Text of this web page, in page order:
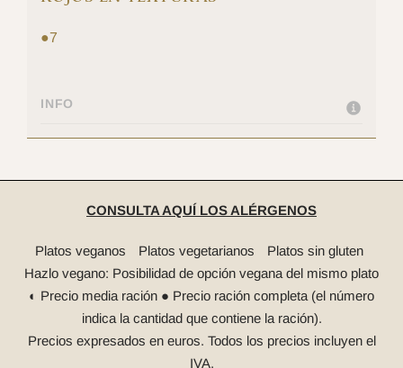
●7
INFO
CONSULTA AQUÍ LOS ALÉRGENOS
Platos veganos Platos vegetarianos
Platos sin gluten
Hazlo vegano: Posibilidad de opción vegana del mismo plato
◐ Precio media ración ● Precio ración completa (el número
indica la cantidad que contiene la ración).
Precios expresados en euros. Todos los precios incluyen el
IVA.